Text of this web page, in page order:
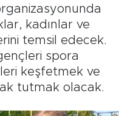
kadınlar ve
temsil edecek.
spora
keşfetmek ve
tutmak olacak.